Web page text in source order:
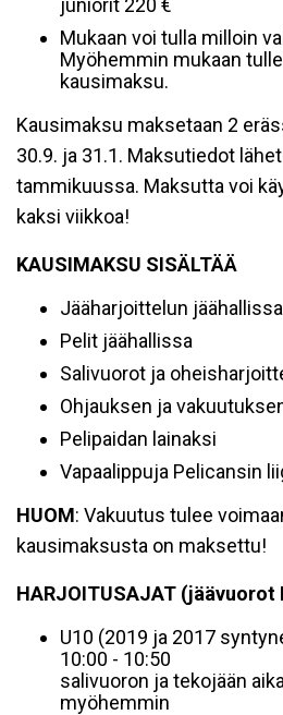
juniorit 220 €
Mukaan voi tulla milloin
Myöhemmin mukaan
kausimaksu.
Kausimaksu maksetaan 2
30.9. ja 31.1. Maksutiedot
tammikuussa. Maksutta voi
kaksi viikkoa!
KAUSIMAKSU SISÄLTÄÄ
Jääharjoittelun
Pelit jäähallissa
Salivuorot ja
Ohjauksen ja
Pelipaidan lainaksi
Vapaalippuja Pelicansin
HUOM: Vakuutus tulee
kausimaksusta on maksettu!
HARJOITUSAJAT (jäävuorot
U10 (2019 ja 2017
10:00 - 10:50
salivuoron ja tekojään
myöhemmin